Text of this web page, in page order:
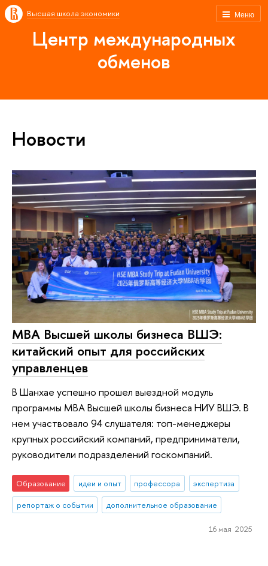
Меню
Высшая школа экономики
Центр международных
обменов
Новости
МВА Высшей школы бизнеса ВШЭ:
китайский опыт для российских
управленцев
В Шанхае успешно прошел выездной модуль
программы MBA Высшей школы бизнеса НИУ ВШЭ. В
нем участвовало 94 слушателя: топ-менеджеры
крупных российский компаний, предприниматели,
руководители подразделений госкомпаний.
Образование идеи и опыт профессора
экспертиза
репортаж о событии
дополнительное образование
16 мая 2025